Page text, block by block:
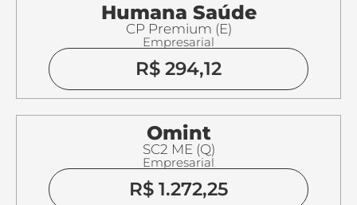
Humana Saúde
CP Premium (E)
Empresarial
R$ 294,12
Omint
SC2 ME (Q)
Empresarial
R$ 1.272,25